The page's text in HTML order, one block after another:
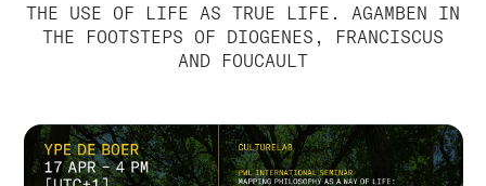
THE USE OF LIFE AS TRUE LIFE. AGAMBEN IN
THE FOOTSTEPS OF DIOGENES, FRANCISCUS
AND FOUCAULT